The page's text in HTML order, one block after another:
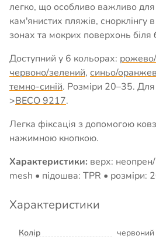
легко, що особливо важливо для
кам'янистих пляжів, снорклінгу
зонах та мокрих поверхонь біля
Доступний у 6 кольорах:
червоно/зелений, синьо/
темно-синій. Розміри 20–35.
>BECO 9217.
Легка фіксація з допомогою
нажимною кнопкою.
Характеристики: верх:
mesh • підошва: TPR • розміри:
Характеристики
Колір
червоний